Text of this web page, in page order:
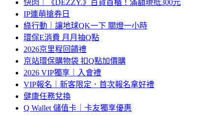
快閃｜《DEZZY.》百貨首櫃！滿額現抵300元
IP連萌搶券日
綠行動｜讓地球QK一下 關燈一小時
環保E消費 月月抽Q點
2026京里程回饋禮
京站環保購物袋 扣Q點加價購
2026 VIP獨享｜入會禮
VIP報名｜新客限定．首次報名拿好禮
健康任務兌換
Q Wallet 儲值卡｜卡友獨享優惠